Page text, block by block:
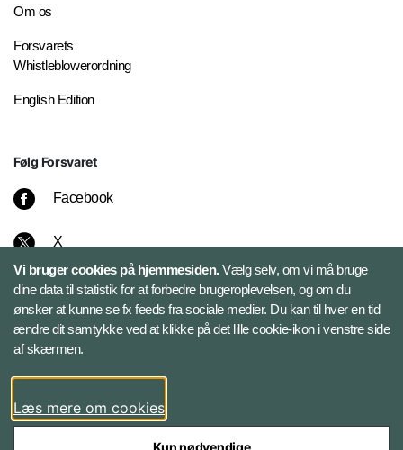
Om os
Forsvarets
Whistleblowerordning
English Edition
Følg Forsvaret
Facebook
X
Instagram
Bluesky
LinkedIn
Vi bruger cookies på hjemmesiden.Vælg selv, om vi må bruge
dine data til statistik for at forbedre brugeroplevelsen, og om du
ønsker at kunne se fx feeds fra sociale medier. Du kan til hver en tid
ændre dit samtykke ved at klikke på det lille cookie-ikon i venstre side
af skærmen.
Læs mere om cookies
Kun nødvendige